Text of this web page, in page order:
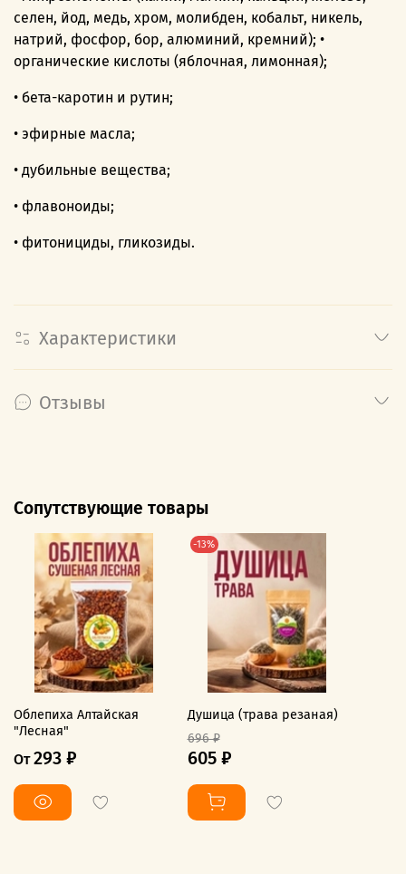
селен, йод, медь, хром, молибден, кобальт, никель,
натрий, фосфор, бор, алюминий, кремний); •
органические кислоты (яблочная, лимонная);
• бета-каротин и рутин;
• эфирные масла;
• дубильные вещества;
• флавоноиды;
• фитонициды, гликозиды.
Характеристики
Отзывы
Сопутствующие товары
Облепиха Алтайская
"Лесная"
От 293 ₽
-13%
Душица (трава резаная)
696 ₽
605 ₽